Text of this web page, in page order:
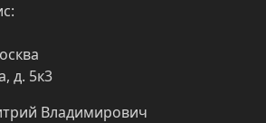
д. 5к3
Владимирович